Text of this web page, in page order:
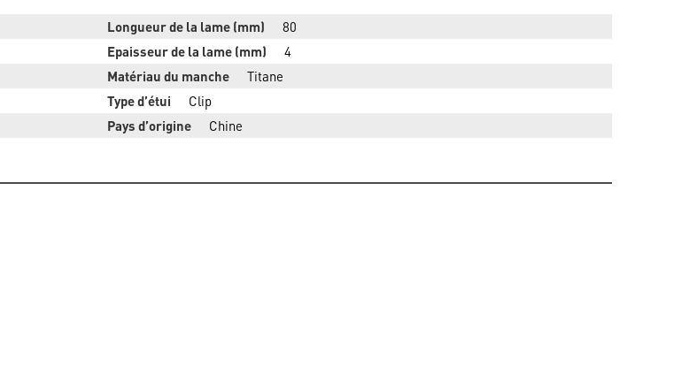
Longueur de la lame (mm)
80
Epaisseur de la lame (mm)
4
Matériau du manche
Titane
Type d’étui
Clip
Pays d’origine Chine